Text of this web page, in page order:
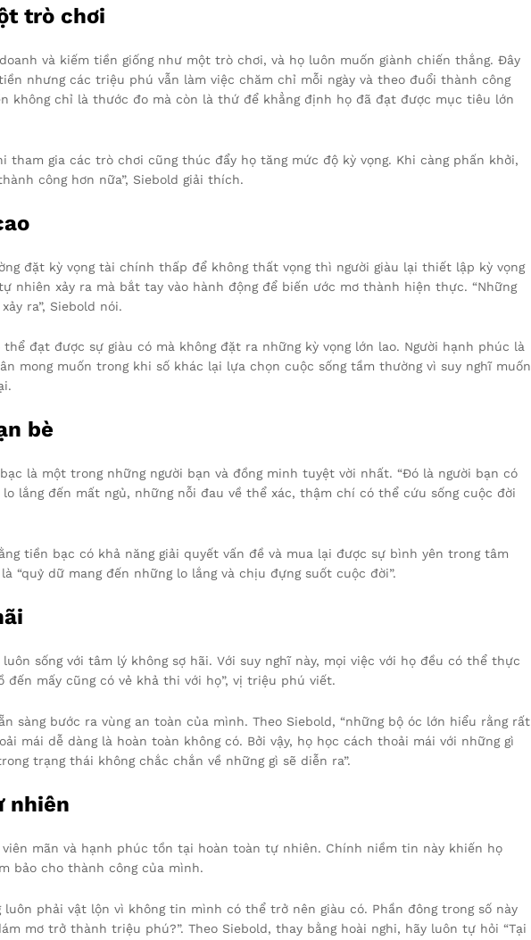
trò chơi
và kiếm tiền giống như một trò chơi, và họ luôn muốn giành chiến thắng. Đây
nhưng các triệu phú vẫn làm việc chăm chỉ mỗi ngày và theo đuổi thành công
không chỉ là thước đo mà còn là thứ để khẳng định họ đã đạt được mục tiêu lớn
tham gia các trò chơi cũng thúc đẩy họ tăng mức độ kỳ vọng. Khi càng phấn khởi,
công hơn nữa”, Siebold giải thích.
đặt kỳ vọng tài chính thấp để không thất vọng thì người giàu lại thiết lập kỳ vọng
nhiên xảy ra mà bắt tay vào hành động để biến ước mơ thành hiện thực. “Những
ra”, Siebold nói.
đạt được sự giàu có mà không đặt ra những kỳ vọng lớn lao. Người hạnh phúc là
mong muốn trong khi số khác lại lựa chọn cuộc sống tầm thường vì suy nghĩ muốn
bè
là một trong những người bạn và đồng minh tuyệt vời nhất. “Đó là người bạn có
lắng đến mất ngủ, những nỗi đau về thể xác, thậm chí có thể cứu sống cuộc đời
tiền bạc có khả năng giải quyết vấn đề và mua lại được sự bình yên trong tâm
“quỷ dữ mang đến những lo lắng và chịu đựng suốt cuộc đời”.
sống với tâm lý không sợ hãi. Với suy nghĩ này, mọi việc với họ đều có thể thực
đến mấy cũng có vẻ khả thi với họ”, vị triệu phú viết.
sàng bước ra vùng an toàn của mình. Theo Siebold, “những bộ óc lớn hiểu rằng rất
mái dễ dàng là hoàn toàn không có. Bởi vậy, họ học cách thoải mái với những gì
trạng thái không chắc chắn về những gì sẽ diễn ra”.
nhiên
viên mãn và hạnh phúc tồn tại hoàn toàn tự nhiên. Chính niềm tin này khiến họ
bảo cho thành công của mình.
luôn phải vật lộn vì không tin mình có thể trở nên giàu có. Phần đông trong số này
mơ trở thành triệu phú?”. Theo Siebold, thay bằng hoài nghi, hãy luôn tự hỏi “Tại